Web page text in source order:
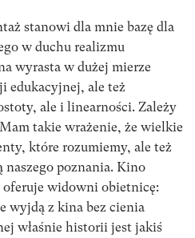
stanowi dla mnie bazę dla
w duchu realizmu
wyrasta w dużej mierze
edukacyjnej, ale też
ale i linearności. Zależy
takie wrażenie, że wielkie
które rozumiemy, ale też
naszego poznania. Kino
oferuje widowni obietnicę:
wyjdą z kina bez cienia
właśnie historii jest jakiś